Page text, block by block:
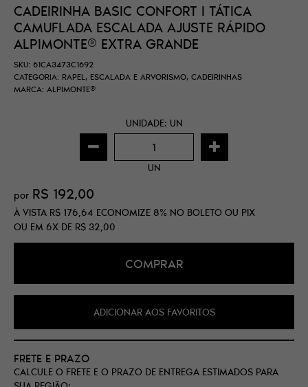
CADEIRINHA BASIC CONFORT I TÁTICA
CAMUFLADA ESCALADA AJUSTE RÁPIDO
ALPIMONTE® EXTRA GRANDE
SKU: 61CA3473C1692
CATEGORIA: RAPEL, ESCALADA E ARVORISMO, CADEIRINHAS
MARCA: ALPIMONTE®
UNIDADE: UN
UN
por R$ 192,00
À VISTA R$ 176,64 ECONOMIZE 8% NO BOLETO OU PIX
OU EM 6X DE R$ 32,00
COMPRAR
ADICIONAR AOS FAVORITOS
FRETE E PRAZO
CALCULE O FRETE E O PRAZO DE ENTREGA ESTIMADOS PARA